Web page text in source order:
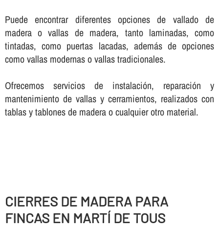
Puede encontrar diferentes opciones de vallado de
madera o vallas de madera, tanto laminadas, como
tintadas, como puertas lacadas, además de opciones
como vallas modernas o vallas tradicionales.
Ofrecemos servicios de instalación, reparación y
mantenimiento de vallas y cerramientos, realizados con
tablas y tablones de madera o cualquier otro material.
CIERRES DE MADERA PARA
FINCAS EN MARTÍ DE TOUS